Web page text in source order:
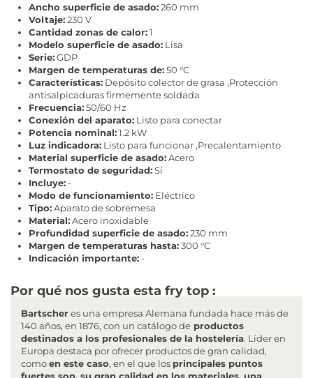
Ancho superficie de asado:260 mm
Voltaje:230 V
Cantidad zonas de calor:1
Modelo superficie de asado: Lisa
Serie:GDP
Margen de temperaturas de:50 °C
Características: Depósito colector de grasa ,Protección
antisalpicaduras firmemente soldada
Frecuencia:50/60 Hz
Conexión del aparato: Listo para conectar
Potencia nominal:1.2 kW
Luz indicadora: Listo para funcionar ,Precalentamiento
Material superficie de asado:Acero
Termostato de seguridad:Sí
Incluye:-
Modo de funcionamiento: Eléctrico
Tipo:Aparato de sobremesa
Material:Acero inoxidable
Profundidad superficie de asado:230 mm
Margen de temperaturas hasta:300 °C
Indicación importante:-
Por qué nos gusta esta fry top :
Bartscheres una empresa Alemana fundada hace más de
140 años, en 1876, con un catálogo de productos
destinados a los profesionales de la hostelería. Líder en
Europa destaca por ofrecer productos de gran calidad,
comoen este caso, en el que los principales puntos